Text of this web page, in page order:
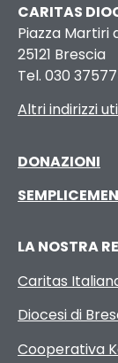
CARITAS
Piazza Martiri
25121 Brescia
Tel. 030
Altri indirizzi
DONAZIONI
LA NOSTRA
Caritas
Diocesi di
Cooperativa